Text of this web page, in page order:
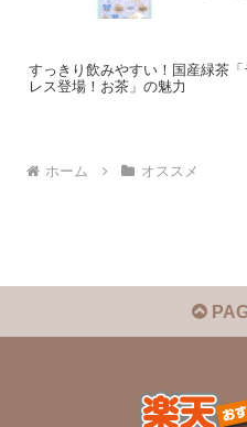
すっきり飲みやすい！国産緑茶「
レス登場！お茶」の魅力
ホーム オススメ